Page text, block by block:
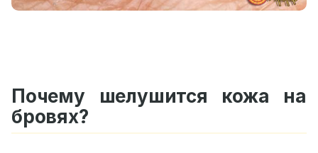
Почему шелушится кожа на
бровях?